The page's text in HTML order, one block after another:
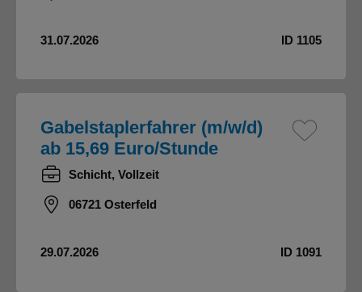
31.07.2026 ID 1105
Gabelstaplerfahrer (m/w/d)
ab 15,69 Euro/Stunde
Schicht, Vollzeit
06721 Osterfeld
29.07.2026 ID 1091